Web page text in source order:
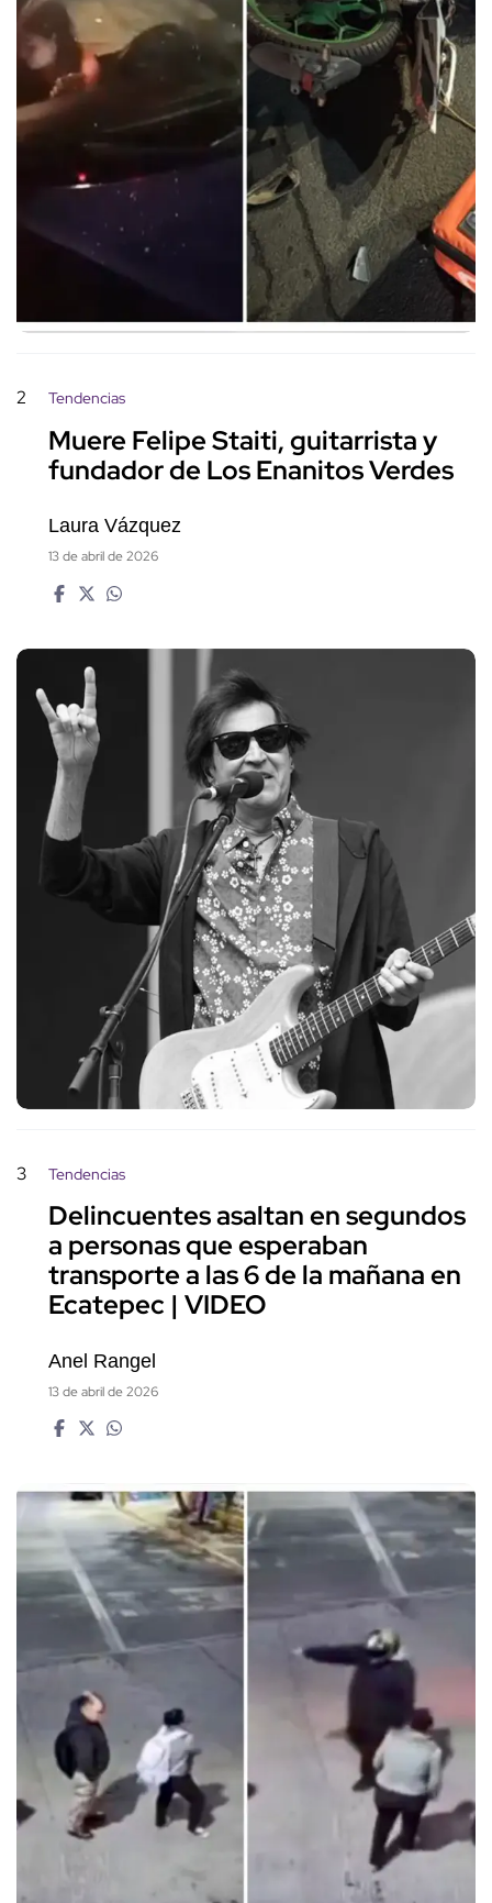
2 Tendencias
Muere Felipe Staiti, guitarrista y
fundador de Los Enanitos Verdes
Laura Vázquez
13 de abril de 2026
3 Tendencias
Delincuentes asaltan en segundos
a personas que esperaban
transporte a las 6 de la mañana en
Ecatepec | VIDEO
Anel Rangel
13 de abril de 2026